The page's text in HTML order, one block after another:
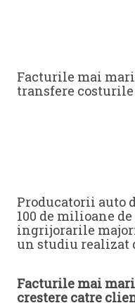
Facturile mai
transfere
Producatorii auto
100 de milioane
ingrijorarile
un studiu realizat
Facturile mai
crestere catre